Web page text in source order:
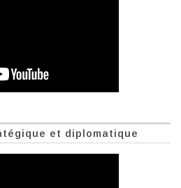
et diplomatique